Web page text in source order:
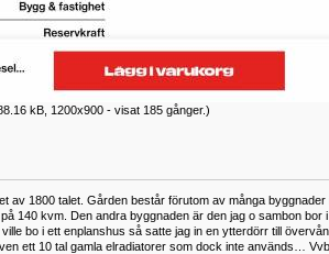
kB, 1200x900 - visat 185 gånger.)
av 1800 talet. Gården består förutom av många
140 kvm. Den andra byggnaden är den jag o sambon bor
bo i ett enplanshus så satte jag in en ytterdörr till
ett 10 tal gamla elradiatorer som dock inte används…